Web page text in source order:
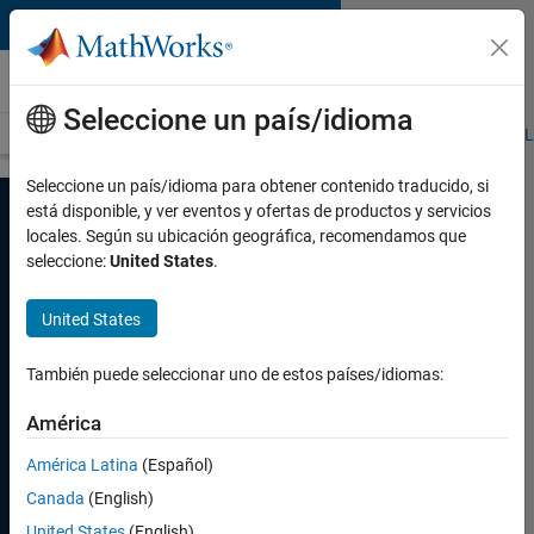
Saltar al contenido
Inteligencia artificial
Visión general Deep Learning Machine Learning Reinforcement
MATLAB y Simulink
para inteligencia
artificial
Transforme la ingeniería y las
Prueba gratuita
Comuníquese con ventas
Seleccione un país/idioma
Seleccione un país/idioma para obtener contenido traducido, si
está disponible, y ver eventos y ofertas de productos y servicios
locales. Según su ubicación geográfica, recomendamos que
seleccione:United States.
United States
También puede seleccionar uno de estos países/idiomas:
América
América Latina (Español)
Canada (English)